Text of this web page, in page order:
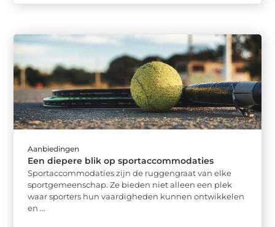
Aanbiedingen
Een diepere blik op sportaccommodaties
Sportaccommodaties zijn de ruggengraat van elke
sportgemeenschap. Ze bieden niet alleen een plek
waar sporters hun vaardigheden kunnen ontwikkelen
en ...